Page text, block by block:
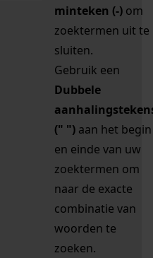
minteken (-) om
zoektermen uit te
sluiten.
Gebruik een
Dubbele
(" ") aan het begin
en einde van uw
zoektermen om
naar de exacte
combinatie van
woorden te
zoeken.